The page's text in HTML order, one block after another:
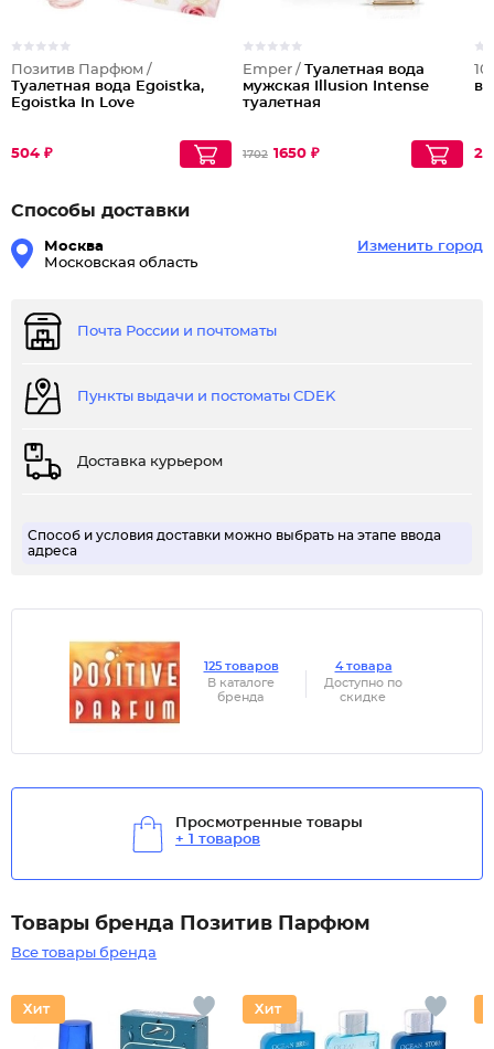
Позитив Парфюм /
Туалетная вода Egoistka,
Egoistka In Love
504 ₽
Emper / Туалетная вода
мужская Illusion Intense
туалетная
1702 1650 ₽
Способы доставки
Москва
Московская область
Изменить город
Почта России и почтоматы
Пункты выдачи и постоматы CDEK
Доставка курьером
Способ и условия доставки можно выбрать на этапе ввода
адреса
125 товаров
В каталоге
бренда
4 товара
Доступно по
скидке
Просмотренные товары
+ 1 товаров
Товары бренда Позитив Парфюм
Все товары бренда